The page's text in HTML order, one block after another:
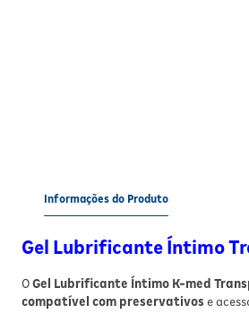
Informações do Produto
Gel Lubrificante Íntimo
OGel Lubrificante Íntimo K-med
compatível com preservativos e